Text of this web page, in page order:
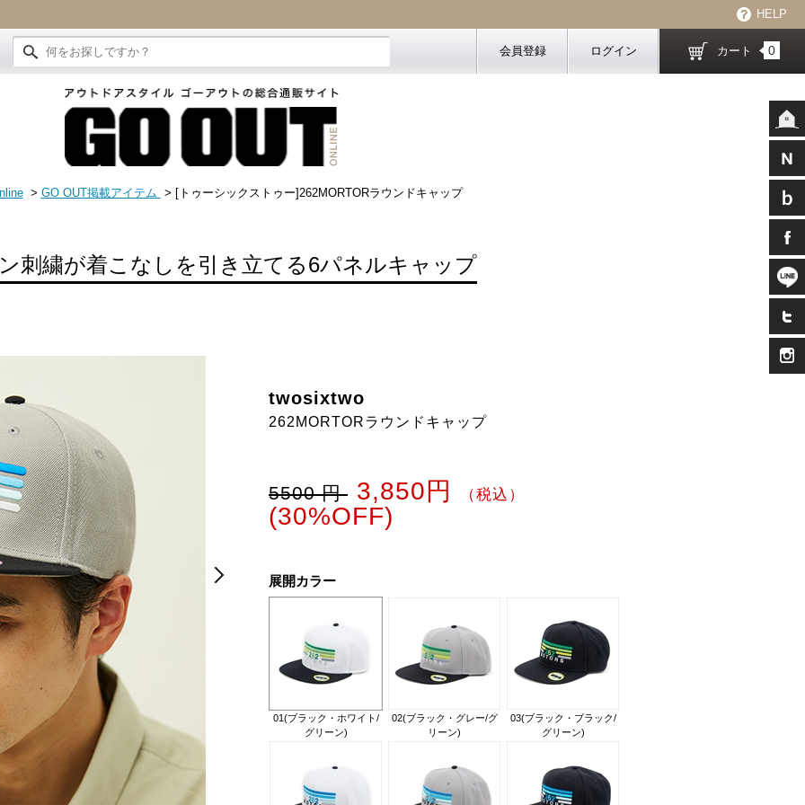
HELP
会員登録 ログイン カート 0
> GO OUT掲載アイテム > [トゥーシックストゥー]262MORTORラウンドキャップ
刺繍が着こなしを引き立てる6パネルキャップ
twosixtwo
262MORTORラウンドキャップ
5500 円 3,850円 （税込）
(30%OFF)
展開カラー
01(ブラック・ホワイト/
グリーン)
02(ブラック・グレー/グ
リーン)
03(ブラック・ブラック/
グリーン)